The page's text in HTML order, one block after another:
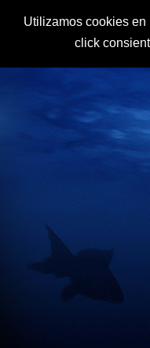
Utilizamos cookies
click